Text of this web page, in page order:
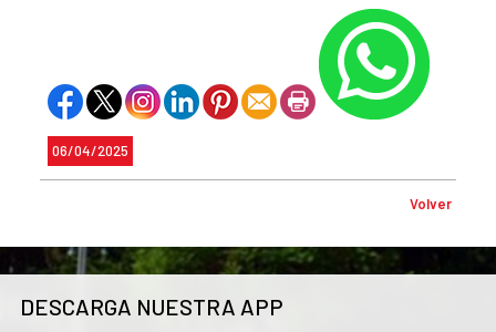
06/04/2025
Volver
DESCARGA NUESTRA APP